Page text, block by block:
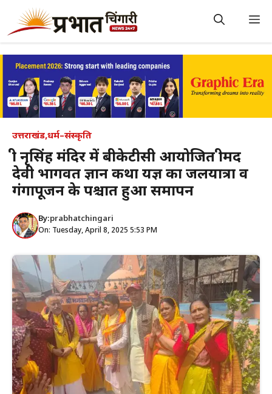
content
उत्तराखंड,धर्म–संस्कृति
श्री नृसिंह मंदिर में बीकेटीसी आयोजित श्रीमद
देवी भागवत ज्ञान कथा यज्ञ का जलयात्रा व
गंगापूजन के पश्चात हुआ समापन
By:prabhatchingari
On: Tuesday, April 8, 2025 5:53 PM